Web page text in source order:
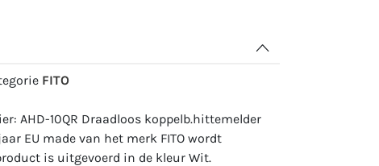
FITO
AHD-10QR Draadloos koppelb.hittemelder
EU made van het merk FITO wordt
is uitgevoerd in de kleur Wit.